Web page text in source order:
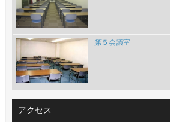
第５会議室
アクセス